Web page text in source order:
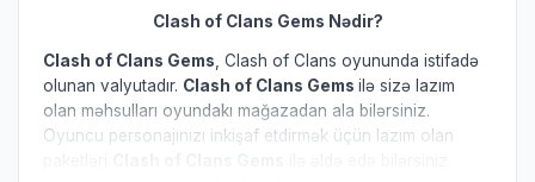
Clash of Clans Gems Nədir?
Clash of Clans Gems , Clash of Clans oyununda istifadə
olunan valyutadır. Clash of Clans Gems ilə sizə lazım
olan məhsulları oyundakı mağazadan ala bilərsiniz.
Oyuncu personajınızı inkişaf etdirmək üçün lazım olan